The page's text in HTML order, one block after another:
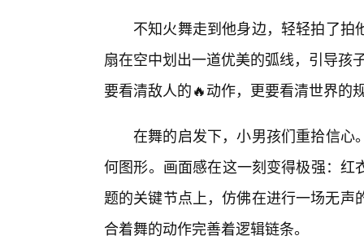
不知火舞走到他身边，轻轻拍了
扇在空中划出一道优美的弧线，引导孩
要看清敌人的🔥动作，更要看清世界的
在舞的启发下，小男孩们重拾信心
何图形。画面感在这一刻变得极强：
题的关键节点上，仿佛在进行一场无
合着舞的动作完善着逻辑链条。